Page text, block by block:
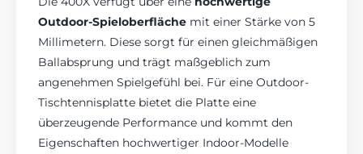
Outdoor-Spieloberfläche mit einer Stärke von 5
Millimetern. Diese sorgt für einen gleichmäßigen
Ballabsprung und trägt maßgeblich zum
angenehmen Spielgefühl bei. Für eine Outdoor-
Tischtennisplatte bietet die Platte eine
überzeugende Performance und kommt den
Eigenschaften hochwertiger Indoor-Modelle